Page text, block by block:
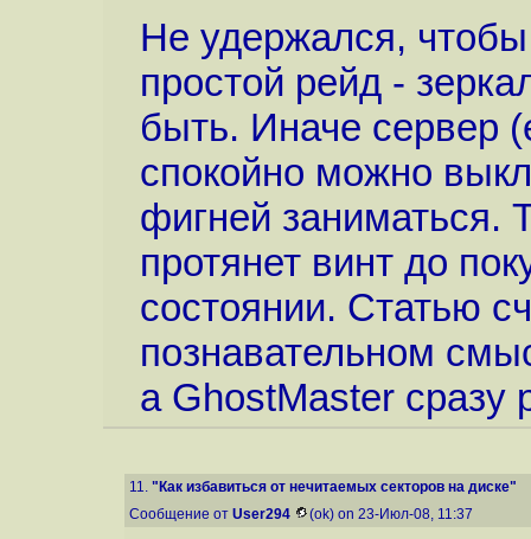
Не удержался,
простой рейд -
быть. Иначе сервер
спокойно можно
фигней заниматься.
протянет винт до
состоянии. Статью
познавательном
а GhostMaster сразу
11. "Как избавиться от нечитаемых секторов на диске"
Сообщение от User294 (ok) on 23-Июл-08, 11:37